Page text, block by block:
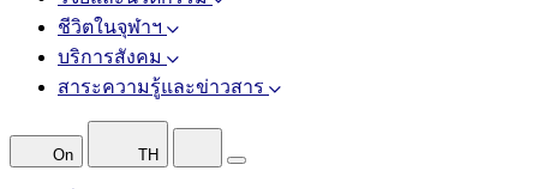
ชีวิตในจุฬาฯ
บริการสังคม
สาระความรู้และข่าวสาร
On TH